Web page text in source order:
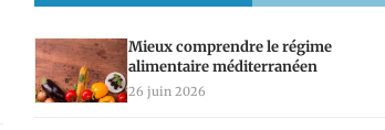
Mieux comprendre le régime
alimentaire méditerranéen
26 juin 2026